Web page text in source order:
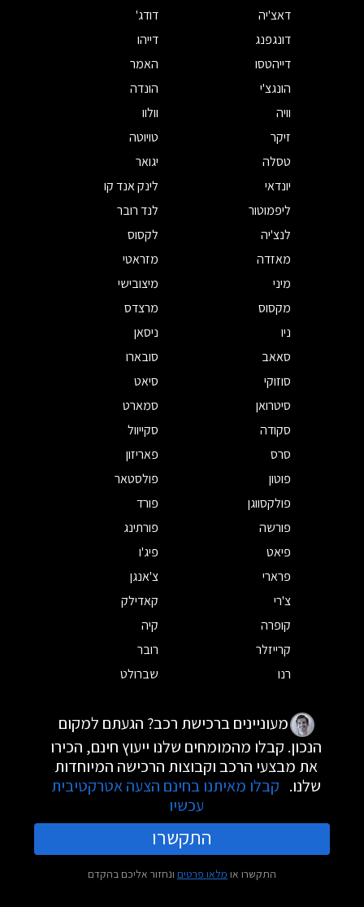
דאצ'יה
דודג'
דונגפנג
דייהו
דייהטסו
האמר
הונגצ'י
הונדה
וויה
וולוו
זיקר
טויוטה
טסלה
יגואר
יונדאי
לינק אנד קו
ליפמוטור
לנד רובר
לנצ'יה
לקסוס
מאזדה
מזראטי
מיני
מיצובישי
מקסוס
מרצדס
ניו
ניסאן
סאאב
סובארו
סוזוקי
סיאט
סיטרואן
סמארט
סקודה
סקייוול
סרס
פאריזון
פוטון
פולסטאר
פולקסווגן
פורד
פורשה
פורתינג
פיאט
פיג'ו
פרארי
צ'אנגן
צ'רי
קאדילק
קופרה
קיה
קרייזלר
רובר
רנו
שברולט
מעוניינים ברכישת רכב? הגעתם למקום
הנכון. קבלו מהמומחים שלנו ייעוץ חינם, הכירו
את מבצעי הרכב וקבוצות הרכישה המיוחדות
שלנו. קבלו מאיתנו בחינם הצעה אטרקטיבית
עכשיו
התקשרו
התקשרו או מלאו פרטים ונחזור אליכם בהקדם